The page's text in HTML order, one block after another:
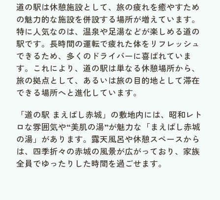
道の駅は休憩施設として、旅の疲れを癒やすため
の魅力的な施設を併設する場所が増えています。
特に人気なのは、温泉や足湯などが楽しめる道の
駅です。長時間の運転で疲れた体をリフレッシュ
できるため、多くのドライバーに喜ばれていま
す。これにより、道の駅は単なる休憩場所から、
旅の拠点として、あるいは旅の目的地として滞在
できる場所へと進化しています。
「道の駅 まえばし赤城」の敷地内には、昭和レト
ロな雰囲気や“美肌の湯”が魅力な「まえばし赤城
の湯」があります。露天風呂や休憩スペースから
は、四季折々の赤城の風景が広がっており、家族
全員でゆったりした時間を過ごせます。